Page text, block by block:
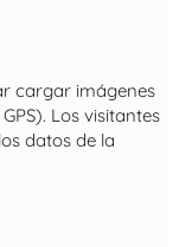
cargar imágenes
Los visitantes
datos de la